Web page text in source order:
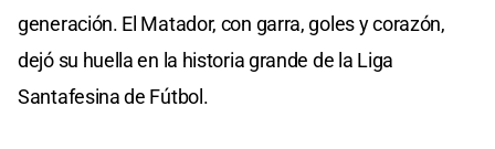
generación. El Matador, con garra, goles y corazón,
dejó su huella en la historia grande de la Liga
Santafesina de Fútbol.